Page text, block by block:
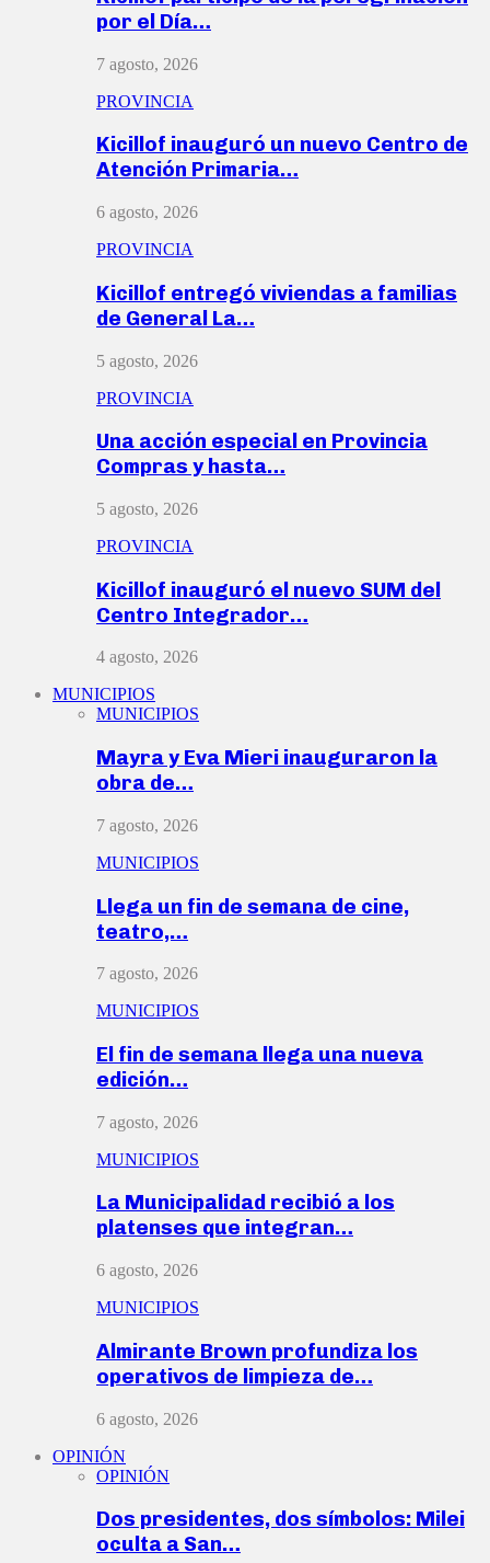
por el Día…
7 agosto, 2026
PROVINCIA
Kicillof inauguró un nuevo Centro de
Atención Primaria…
6 agosto, 2026
PROVINCIA
Kicillof entregó viviendas a familias
de General La…
5 agosto, 2026
PROVINCIA
Una acción especial en Provincia
Compras y hasta…
5 agosto, 2026
PROVINCIA
Kicillof inauguró el nuevo SUM del
Centro Integrador…
4 agosto, 2026
MUNICIPIOS
MUNICIPIOS
Mayra y Eva Mieri inauguraron la
obra de…
7 agosto, 2026
MUNICIPIOS
Llega un fin de semana de cine,
teatro,…
7 agosto, 2026
MUNICIPIOS
El fin de semana llega una nueva
edición…
7 agosto, 2026
MUNICIPIOS
La Municipalidad recibió a los
platenses que integran…
6 agosto, 2026
MUNICIPIOS
Almirante Brown profundiza los
operativos de limpieza de…
6 agosto, 2026
OPINIÓN
OPINIÓN
Dos presidentes, dos símbolos: Milei
oculta a San…